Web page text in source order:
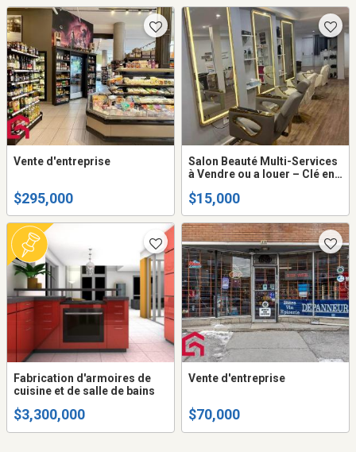
Vente d'entreprise
$295,000
Salon Beauté Multi-Services
à Vendre ou a louer – Clé en
Cote-des-Neiges
$15,000
Fabrication d'armoires de
cuisine et de salle de bains
$3,300,000
Vente d'entreprise
$70,000